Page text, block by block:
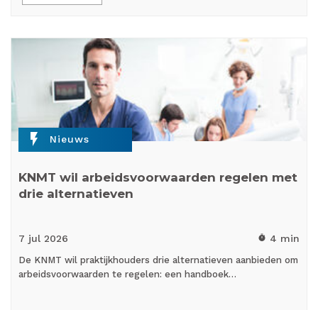
flash_on Nieuws
KNMT wil arbeidsvoorwaarden regelen met
drie alternatieven
7 jul 2026 timer 4 min
De KNMT wil praktijkhouders drie alternatieven aanbieden om
arbeidsvoorwaarden te regelen: een handboek…